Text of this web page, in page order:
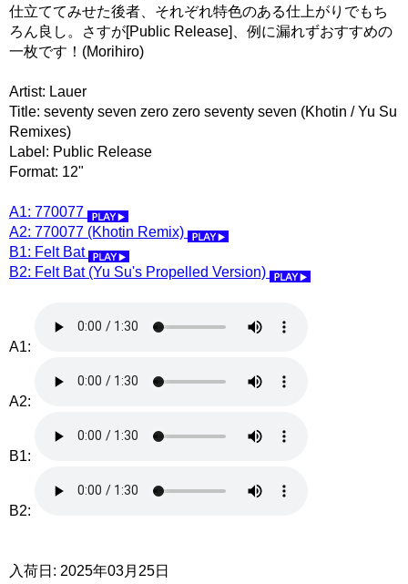
仕立ててみせた後者、それぞれ特色のある仕上がりでもち
ろん良し。さすが[Public Release]、例に漏れずおすすめの
一枚です！(Morihiro)
Artist: Lauer
Title: seventy seven zero zero seventy seven (Khotin / Yu Su
Remixes)
Label: Public Release
Format: 12"
A1: 770077
A2: 770077 (Khotin Remix)
B1: Felt Bat
B2: Felt Bat (Yu Su's Propelled Version)
A1:
A2:
B1:
B2:
入荷日: 2025年03月25日